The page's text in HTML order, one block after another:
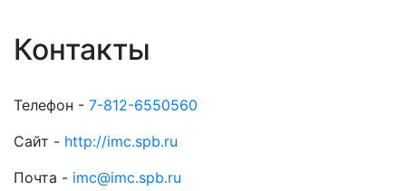
Контакты
Телефон - 7-812-6550560
Сайт - http://imc.spb.ru
Почта - imc@imc.spb.ru